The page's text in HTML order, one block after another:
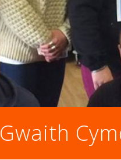
Gwaith